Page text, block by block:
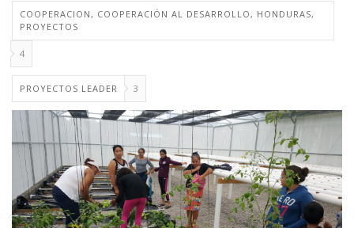
COOPERACION, COOPERACIÓN AL DESARROLLO, HONDURAS,
PROYECTOS
4
PROYECTOS LEADER 3